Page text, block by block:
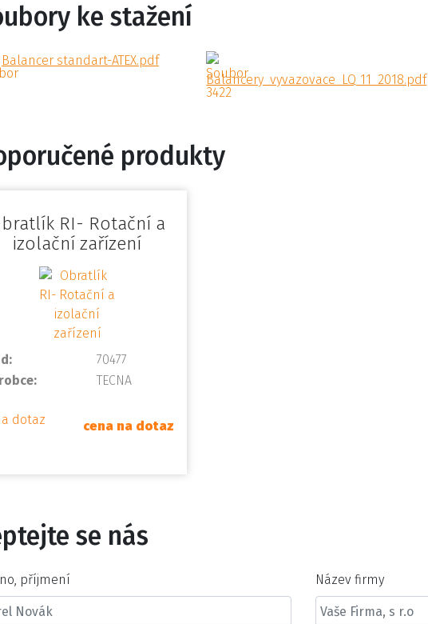
ke stažení
Balancer standart-ATEX.pdf
Balancery_vyvazovace_LQ_11_2018.pdf
produkty
RI- Rotační a
izolační zařízení
70477
TECNA
dotaz cena na dotaz
se nás
příjmení Název firmy